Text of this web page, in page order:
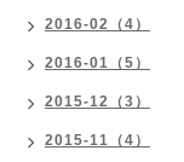
2016-02（4）
2016-01（5）
2015-12（3）
2015-11（4）